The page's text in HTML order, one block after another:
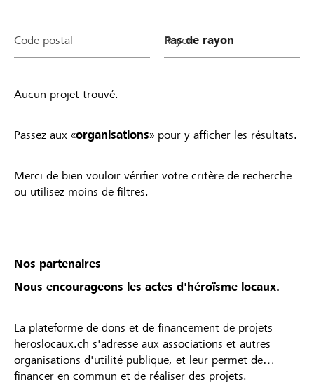
Code postal Rayon
Aucun projet trouvé.
Passez aux «organisations» pour y afficher les résultats.
Merci de bien vouloir vérifier votre critère de recherche
ou utilisez moins de filtres.
Nos partenaires
Nous encourageons les actes d'héroïsme locaux.
La plateforme de dons et de financement de projets
heroslocaux.ch s'adresse aux associations et autres
organisations d'utilité publique, et leur permet de
financer en commun et de réaliser des projets.